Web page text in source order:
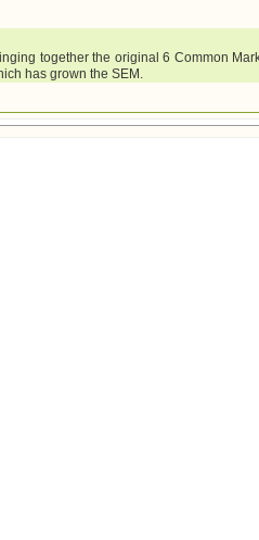
together the original 6 Common
has grown the SEM.